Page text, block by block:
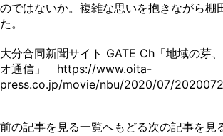
のではないか。複雑な思いを抱きながら棚
た。
大分合同新聞サイト GATE Ch「地域の芽
オ通信」 https://www.oita-
press.co.jp/movie/nbu/2020/07/
前の記事を見る一覧へもどる次の記事を見